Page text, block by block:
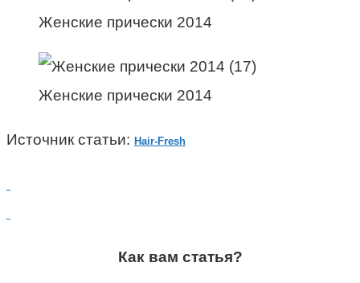
Женские прически 2014
Женские прически 2014
Источник статьи: Hair-Fresh
Как вам статья?